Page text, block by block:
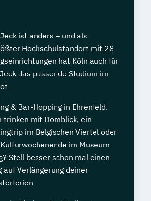
ist anders – und als
Hochschulstandort mit 28
hat Köln auch für
das passende Studium im
& Bar-Hopping in Ehrenfeld,
trinken mit Domblick, ein
im Belgischen Viertel oder
im Museum
Stell besser schon mal einen
auf Verlängerung deiner